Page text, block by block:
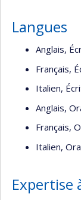
Langues
Anglais,
Français,
Italien,
Anglais,
Français,
Italien,
Expertise